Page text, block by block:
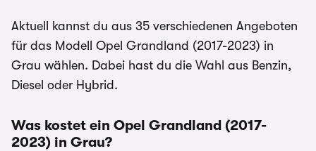
Aktuell kannst du aus 35 verschiedenen Angeboten
für das Modell Opel Grandland (2017-2023) in
Grau wählen. Dabei hast du die Wahl aus Benzin,
Diesel oder Hybrid.
Was kostet ein Opel Grandland (2017-
2023) in Grau?